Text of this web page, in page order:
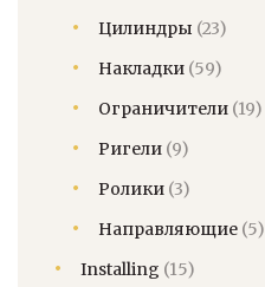
Цилиндры (23)
Накладки (59)
Ограничители (19)
Ригели (9)
Ролики (3)
Направляющие (5)
Installing (15)